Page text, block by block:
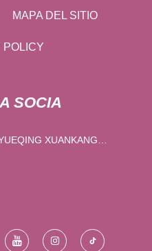
MAPA DEL SITIO
POLICY
SOCIA
XUANKANG